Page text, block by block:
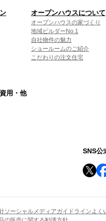
オープンハウスについて
オープンハウスの家づくり
地域ビルダーNo.1
自社物件の魅力
ショールームのご紹介
こだわりの注文住宅
用・他
SNS公
ソーシャルメディアガイドラインよく